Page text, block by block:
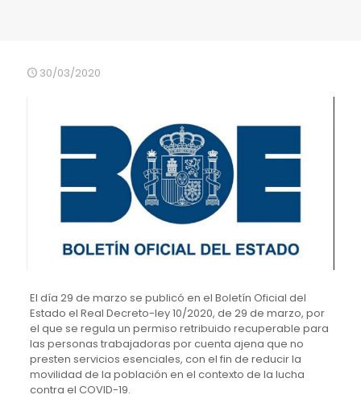
30/03/2020
El día 29 de marzo se publicó en el Boletín Oficial del
Estado el Real Decreto-ley 10/2020, de 29 de marzo, por
el que se regula un permiso retribuido recuperable para
las personas trabajadoras por cuenta ajena que no
presten servicios esenciales, con el fin de reducir la
movilidad de la población en el contexto de la lucha
contra el COVID-19.